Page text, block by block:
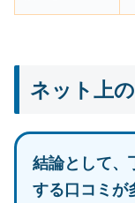
ネット上
結論として、
する口コミが